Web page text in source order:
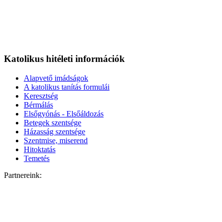
Katolikus hitéleti információk
Alapvető imádságok
A katolikus tanítás formulái
Keresztség
Bérmálás
Elsőgyónás - Elsőáldozás
Betegek szentsége
Házasság szentsége
Szentmise, miserend
Hitoktatás
Temetés
Partnereink: